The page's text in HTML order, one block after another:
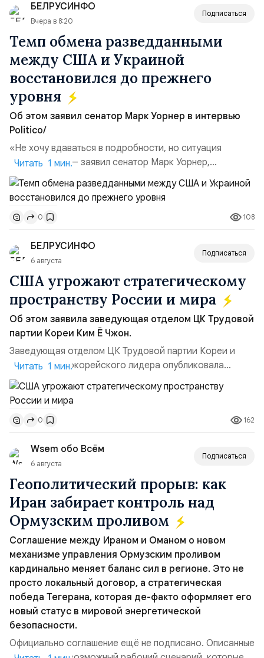
поглощений. Крупнейшей ...
БЕЛРУСИНФО
Вчера в 8:20
Подписаться
Темп обмена разведданными
между США и Украиной
восстановился до прежнего
уровня
Об этом заявил сенатор Марк Уорнер в интервью
Politico/
«Не хочу вдаваться в подробности, но ситуация
улучшилась», — заявил сенатор Марк Уорнер,
высокопоставленный член комитета по разведке,
добавив, что использование Украиной беспилотников и
ракет большой дальности позволило ей наносить
удары вглубь российской территории и укрепило её
позиции.Сотрудничество со стороны США стало
ключом к позитивному пов...
Читать 1 мин.
0 108
БЕЛРУСИНФО
6 августа
Подписаться
США угрожают стратегическому
пространству России и мира
Об этом заявила заведующая отделом ЦК Трудовой
партии Кореи Ким Ё Чжон.
Заведующая отделом ЦК Трудовой партии Кореи и
сестра северокорейского лидера опубликовала
заявление для прессы в ответ на проведение Токио
совместных с флотом США запусков крылатых ракет
Томагавк.«Япония отбросила обманчивую видимость
„исключительно оборонительной страны“ и выносит
вопрос о собственном ядерном вооружении на
всеобщее обозрение, одновреме...
Читать 1 мин.
0 162
Wsem обо Всём
6 августа
Подписаться
Геополитический прорыв: как
Иран забирает контроль над
Ормузским проливом
Соглашение между Ираном и Оманом о новом
механизме управления Ормузским проливом
кардинально меняет баланс сил в регионе. Это не
просто локальный договор, а стратегическая
победа Тегерана, которая де-факто оформляет его
новый статус в мировой энергетической
безопасности.
Официально соглашение ещё не подписано. Описанные